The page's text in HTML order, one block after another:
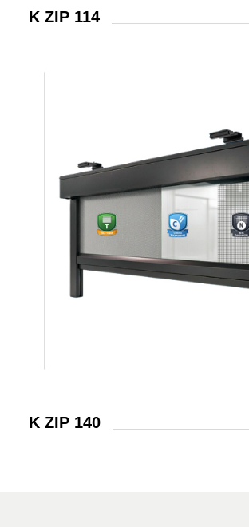
K ZIP 114
K ZIP 140